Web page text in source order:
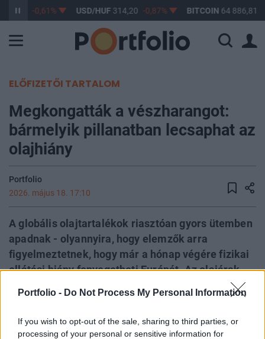
Portfolio - Do Not Process My Personal Information
If you wish to opt-out of the sale, sharing to third parties, or
processing of your personal or sensitive information for
363,17 -0,61% USD/HUF314,20 -0,87% BITCOIN64 886,81
ELŐFIZETŐI TARTALOM
Megkongatták a vészharangot:
bármelyik pillanatban lecsaphat az
olajhiány
Portfolio
2026. május 18. 17:10
A globális olajtartalékok riasztóan gyors ütemben
apadnak - olyannyira, hogy elemzők arra
figyelmeztetnek, hogy már a hónap végére fizikai
ellátási hiány fenyegetheti Európát. Az olajárak
folyamatosan emelkednek, miközben a Hormuzi-
szoros az Egyesült Államok és Irán közötti
konfliktus miatt gyakorlatilag továbbra is zárva
tart - írta meg a Cnbc.